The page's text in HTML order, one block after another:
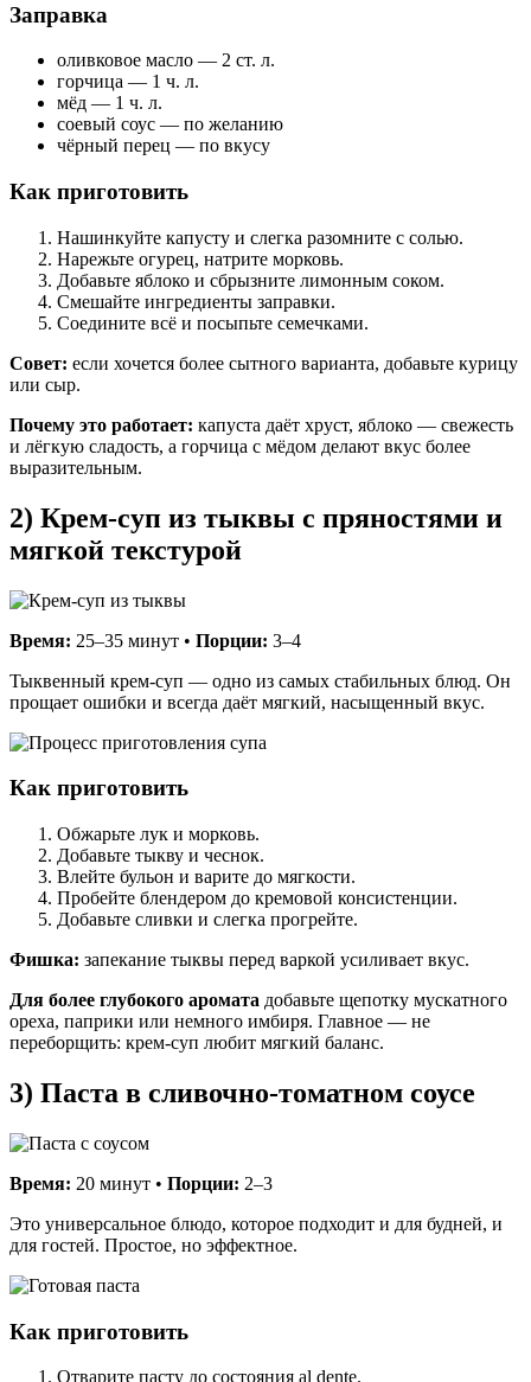
Заправка
оливковое масло — 2 ст. л.
горчица — 1 ч. л.
мёд — 1 ч. л.
соевый соус — по желанию
чёрный перец — по вкусу
Как приготовить
Нашинкуйте капусту и слегка разомните с солью.
Нарежьте огурец, натрите морковь.
Добавьте яблоко и сбрызните лимонным соком.
Смешайте ингредиенты заправки.
Соедините всё и посыпьте семечками.
Совет: если хочется более сытного варианта, добавьте курицу
или сыр.
Почему это работает: капуста даёт хруст, яблоко — свежесть
и лёгкую сладость, а горчица с мёдом делают вкус более
выразительным.
2) Крем-суп из тыквы с пряностями и
мягкой текстурой
Время: 25–35 минут • Порции: 3–4
Тыквенный крем-суп — одно из самых стабильных блюд. Он
прощает ошибки и всегда даёт мягкий, насыщенный вкус.
Как приготовить
Обжарьте лук и морковь.
Добавьте тыкву и чеснок.
Влейте бульон и варите до мягкости.
Пробейте блендером до кремовой консистенции.
Добавьте сливки и слегка прогрейте.
Фишка: запекание тыквы перед варкой усиливает вкус.
Для более глубокого аромата добавьте щепотку мускатного
ореха, паприки или немного имбиря. Главное — не
переборщить: крем-суп любит мягкий баланс.
3) Паста в сливочно-томатном соусе
Время: 20 минут • Порции: 2–3
Это универсальное блюдо, которое подходит и для будней, и
для гостей. Простое, но эффектное.
Как приготовить
Отварите пасту до состояния al dente.